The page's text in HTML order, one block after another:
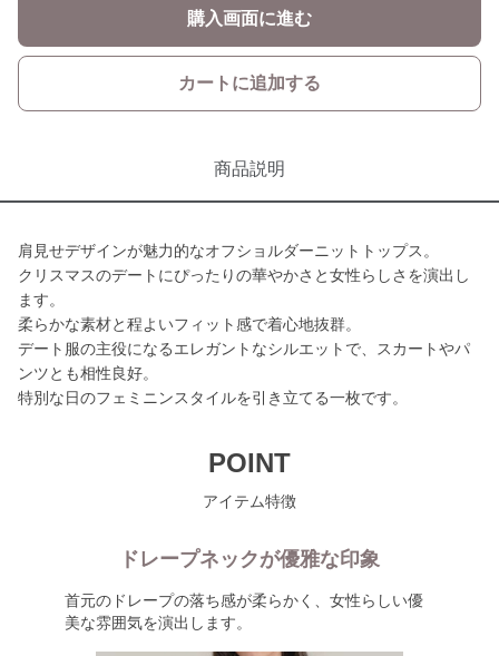
購入画面に進む
カートに追加する
商品説明
肩見せデザインが魅力的なオフショルダーニットトップス。
クリスマスのデートにぴったりの華やかさと女性らしさを演出し
ます。
柔らかな素材と程よいフィット感で着心地抜群。
デート服の主役になるエレガントなシルエットで、スカートやパ
ンツとも相性良好。
特別な日のフェミニンスタイルを引き立てる一枚です。
POINT
アイテム特徴
ドレープネックが優雅な印象
首元のドレープの落ち感が柔らかく、女性らしい優
美な雰囲気を演出します。